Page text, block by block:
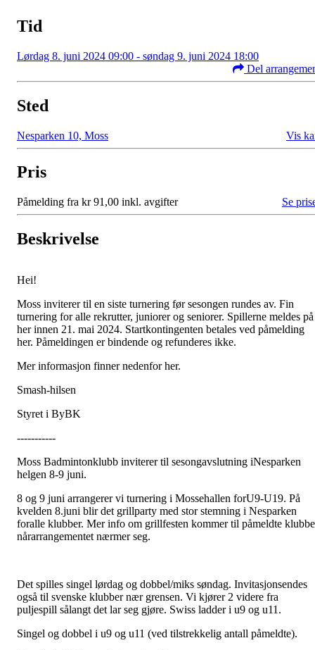
Tid
Lørdag 8. juni 2024 09:00 - søndag 9. juni 2024 18:00
Del
Sted
Nesparken 10, Moss Vis
Pris
Påmelding fra kr 91,00 inkl. avgifter Se
Beskrivelse
Hei!
Moss inviterer til en siste turnering før sesongen rundes av. Fin
turnering for alle rekrutter, juniorer og seniorer. Spillerne meldes på
her innen 21. mai 2024. Startkontingenten betales ved påmelding
her. Påmeldingen er bindende og refunderes ikke.
Mer informasjon finner nedenfor her.
Smash-hilsen
Styret i ByBK
-----------
Moss Badmintonklubb inviterer til sesongavslutning iNesparken
helgen 8-9 juni.
8 og 9 juni arrangerer vi turnering i Mossehallen forU9-U19. På
kvelden 8.juni blir det grillparty med stor stemning i Nesparken
foralle klubber. Mer info om grillfesten kommer til påmeldte
nårarrangementet nærmer seg.
Det spilles singel lørdag og dobbel/miks søndag. Invitasjonsendes
også til svenske klubber nær grensen. Vi kjører 2 videre fra
puljespill sålangt det lar seg gjøre. Swiss ladder i u9 og u11.
Singel og dobbel i u9 og u11 (ved tilstrekkelig antall påmeldte).